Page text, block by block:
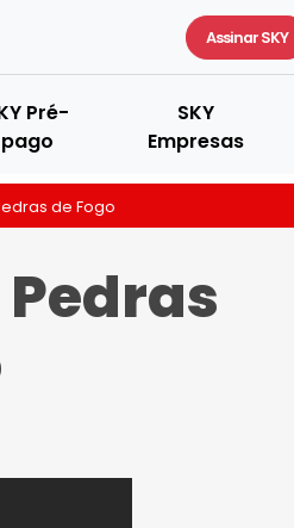
Assinar SKY
Pré-
pago
SKY
Empresas
de Fogo
Pedras